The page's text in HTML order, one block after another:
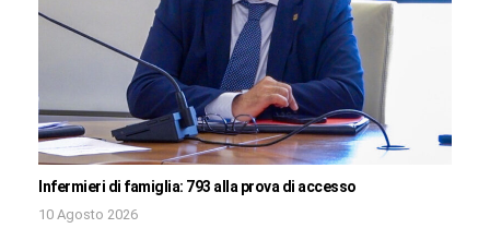
Infermieri di famiglia: 793 alla prova di accesso
10 Agosto 2026